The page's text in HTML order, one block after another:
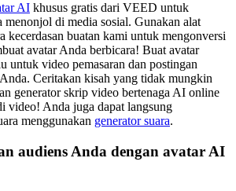
AI khusus gratis dari VEED untuk
menonjol di media sosial. Gunakan alat
kecerdasan buatan kami untuk mengonversi
avatar Anda berbicara! Buat avatar
untuk video pemasaran dan postingan
Ceritakan kisah yang tidak mungkin
generator skrip video bertenaga AI online
video! Anda juga dapat langsung
menggunakan generator suara.
audiens Anda dengan avatar AI